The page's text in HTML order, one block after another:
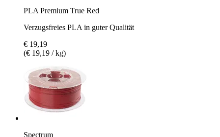
PLA Premium True Red
Verzugsfreies PLA in guter Qualität
€ 19,19
(€ 19,19 / kg)
Spectrum